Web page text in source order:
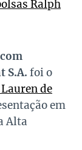
Ralph
S.A. foi o
de
em
Alta